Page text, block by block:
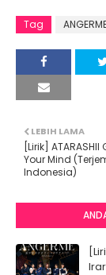
Tag
LEBIH LAMA
[Lirik] ATARASHII
Your Mind
Indonesia)